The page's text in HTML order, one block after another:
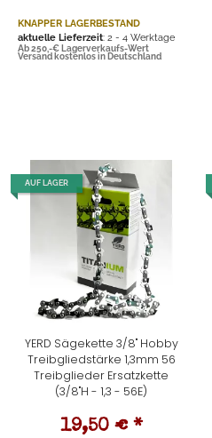
KNAPPER LAGERBESTAND
aktuelle Lieferzeit: 2 - 4 Werktage
Ab 250,-€ Lagerverkaufs-Wert
Versand kostenlos in Deutschland
AUF LAGER
YERD Sägekette 3/8" Hobby
Treibgliedstärke 1,3mm 56
Treibglieder Ersatzkette
(3/8"H - 1,3 - 56E)
19,50 € *